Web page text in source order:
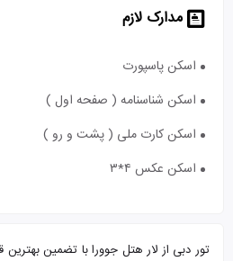
مدارک لازم
اسکن پاسپورت
اسکن شناسنامه ( صفحه اول )
اسکن کارت ملی ( پشت و رو )
اسکن عکس ۴*۳